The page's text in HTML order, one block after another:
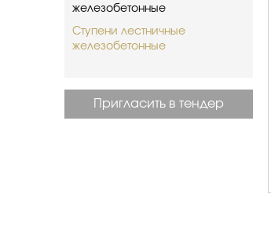
железобетонные
Ступени лестничные
железобетонные
Пригласить в тендер